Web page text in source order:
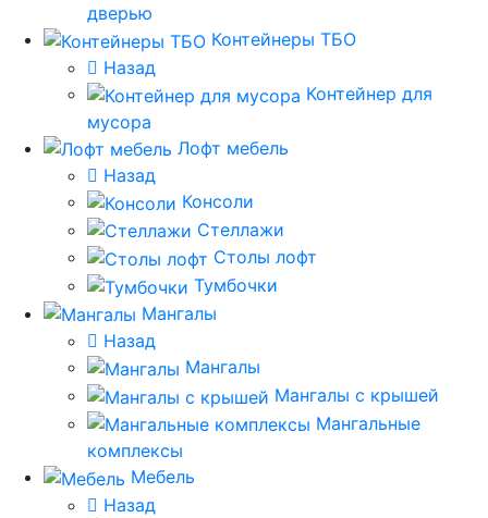
дверью
Контейнеры ТБО
Назад
Контейнер для
мусора
Лофт мебель
Назад
Консоли
Стеллажи
Столы лофт
Тумбочки
Мангалы
Назад
Мангалы
Мангалы с крышей
Мангальные
комплексы
Мебель
Назад